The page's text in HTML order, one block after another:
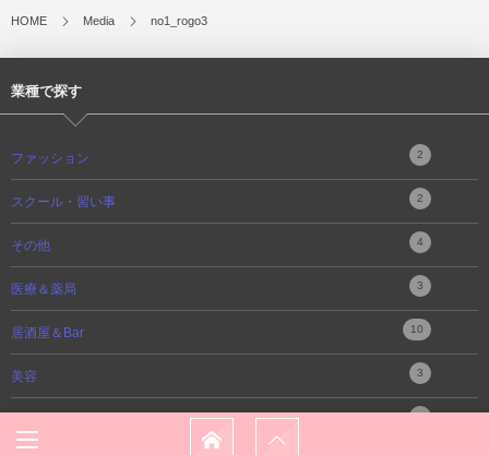
HOME Media no1_rogo3
業種で探す
ファッション 2
スクール・習い事 2
その他 4
医療＆薬局 3
居酒屋＆Bar 10
美容 3
4